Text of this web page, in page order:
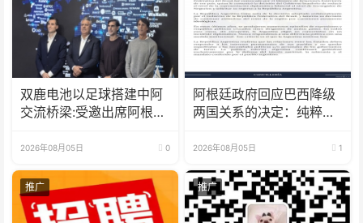
双鹿电池以足球搭建中阿
交流桥梁:受邀出席阿根廷
2026年08月05日 0
阿根廷政府回应巴西降级
两国关系的决定：纯粹意
2026年08月05日 1
推广 推广